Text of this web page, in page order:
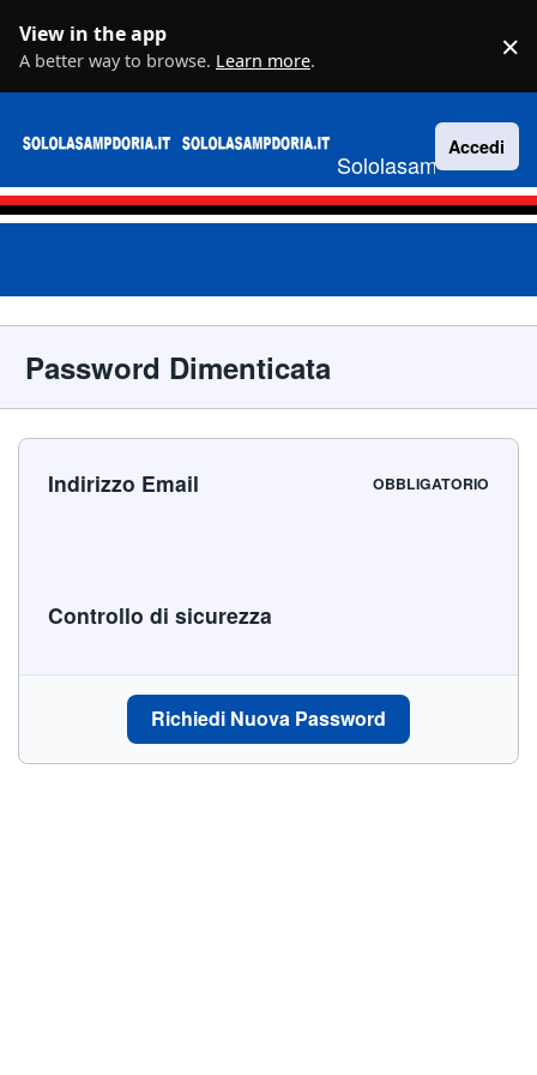
View in the app
A better way to browse. Learn more. ×
Sololasampdoria.it
Accedi
Password Dimenticata
Indirizzo Email OBBLIGATORIO
Controllo di sicurezza
Richiedi Nuova Password